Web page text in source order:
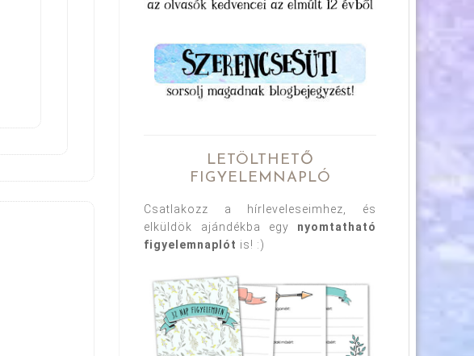
LETÖLTHETŐ
FIGYELEMNAPLÓ
Csatlakozz a hírleveleseimhez, és
elküldök ajándékba egy nyomtatható
figyelemnaplót is! :)